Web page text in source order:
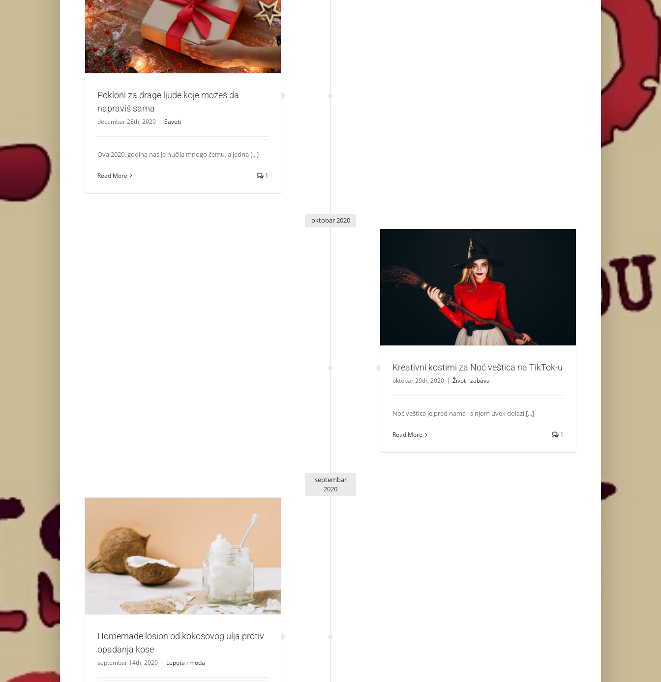
Pokloni za drage ljude koje možeš da napraviš sama
Saveti
Pokloni za drage ljude koje možeš da
napraviš sama
decembar 28th, 2020 | Saveti
Ova 2020. godina nas je nučila mnogo čemu, a jedna [...]
Read More 1
oktobar 2020
Kreativni kostimi za Noć veštica na TikTok-u
Život i zabava
Kreativni kostimi za Noć veštica na TikTok-u
oktobar 29th, 2020 | Život i zabava
Noć veštica je pred nama i s njom uvek dolazi [...]
Read More 1
septembar
2020
Homemade losion od kokosovog ulja protiv opadanja kose
Lepota i moda
Homemade losion od kokosovog ulja protiv
opadanja kose
septembar 14th, 2020 | Lepota i moda